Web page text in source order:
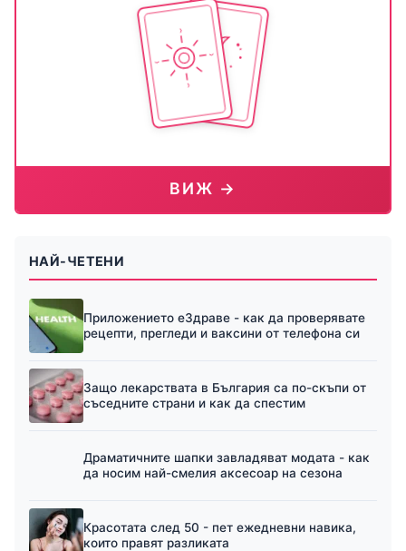
ВИЖ →
НАЙ-ЧЕТЕНИ
Приложението еЗдраве - как да проверявате
рецепти, прегледи и ваксини от телефона си
Защо лекарствата в България са по-скъпи от
съседните страни и как да спестим
Драматичните шапки завладяват модата - как
да носим най-смелия аксесоар на сезона
Красотата след 50 - пет ежедневни навика,
които правят разликата